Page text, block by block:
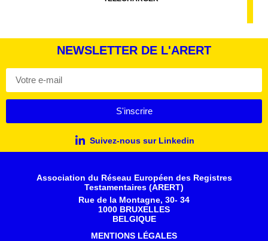
NEWSLETTER DE L'ARERT
S'inscrire
Suivez-nous sur Linkedin
Association du Réseau Européen des Registres
Testamentaires (ARERT)
Rue de la Montagne, 30- 34
1000 BRUXELLES
BELGIQUE
MENTIONS LÉGALES